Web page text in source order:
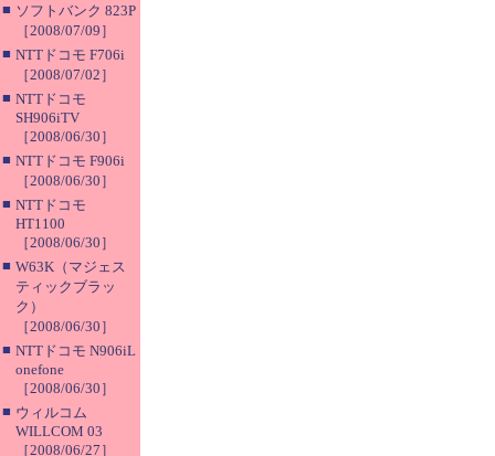
■ ソフトバンク 823P
［2008/07/09］
■ NTTドコモ F706i
［2008/07/02］
■ NTTドコモ
SH906iTV
［2008/06/30］
■ NTTドコモ F906i
［2008/06/30］
■ NTTドコモ
HT1100
［2008/06/30］
■ W63K（マジェス
ティックブラッ
ク）
［2008/06/30］
■ NTTドコモ N906iL
onefone
［2008/06/30］
■ ウィルコム
WILLCOM 03
［2008/06/27］